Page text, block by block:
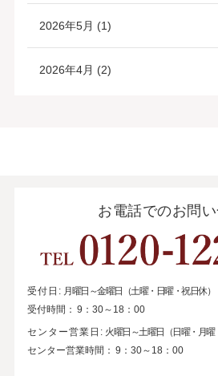
2026年5月 (1)
2026年4月 (2)
お電話でのお問
受付日: 月曜日～金曜日（土曜・日曜・祝日休）
受付時間： 9：30～18：00
センター営業日: 火曜日～土曜日（日曜・月曜
センター営業時間： 9：30～18：00